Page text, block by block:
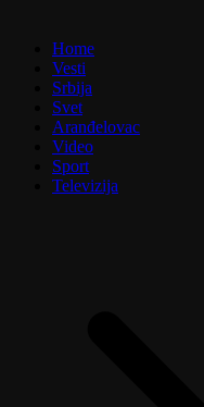
Home
Vesti
Srbija
Svet
Aranđelovac
Video
Sport
Televizija